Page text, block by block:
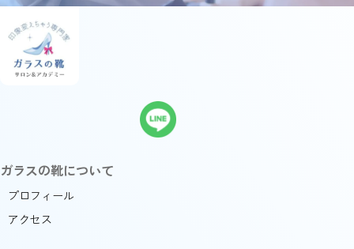
ガラスの靴について
プロフィール
アクセス